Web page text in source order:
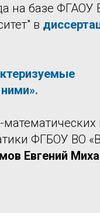
на базе ФГАОУ
в
ФГБОУ ВО
Евгений